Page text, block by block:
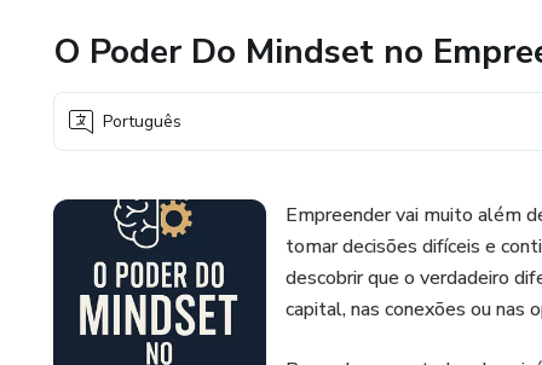
O Poder Do Mindset no
Português
Empreender vai muito além
tomar decisões difíceis e
descobrir que o verdadeiro
capital, nas conexões ou